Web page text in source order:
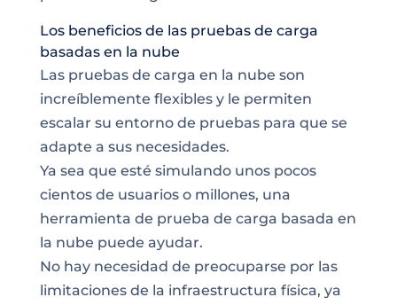
Los beneficios de las pruebas de carga
basadas en la nube
Las pruebas de carga en la nube son
increíblemente flexibles y le permiten
escalar su entorno de pruebas para que se
adapte a sus necesidades.
Ya sea que esté simulando unos pocos
cientos de usuarios o millones, una
herramienta de prueba de carga basada en
la nube puede ayudar.
No hay necesidad de preocuparse por las
limitaciones de la infraestructura física, ya